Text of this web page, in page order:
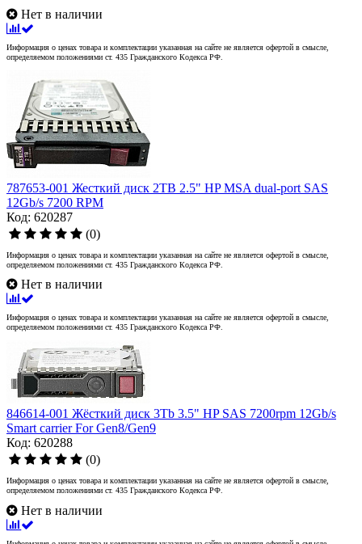
Нет в наличии
Информация о ценах товара и комплектации указанная на сайте не является офертой в смысле,
определяемом положениями ст. 435 Гражданского Кодекса РФ.
787653-001 Жесткий диск 2TB 2.5" HP MSA dual-port SAS
12Gb/s 7200 RPM
Код: 620287
(0)
Информация о ценах товара и комплектации указанная на сайте не является офертой в смысле,
определяемом положениями ст. 435 Гражданского Кодекса РФ.
Нет в наличии
Информация о ценах товара и комплектации указанная на сайте не является офертой в смысле,
определяемом положениями ст. 435 Гражданского Кодекса РФ.
846614-001 Жёсткий диск 3Tb 3.5" HP SAS 7200rpm 12Gb/s
Smart carrier For Gen8/Gen9
Код: 620288
(0)
Информация о ценах товара и комплектации указанная на сайте не является офертой в смысле,
определяемом положениями ст. 435 Гражданского Кодекса РФ.
Нет в наличии